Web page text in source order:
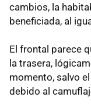
cambios, la
beneficiada, al
El frontal parece
la trasera,
momento, salvo
debido al